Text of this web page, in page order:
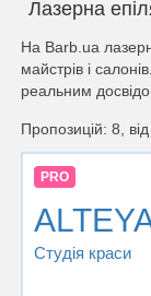
Лазерна
На Barb.ua
майстрів i
реальним
Пропозицій: 8,
PRO
Студія краси